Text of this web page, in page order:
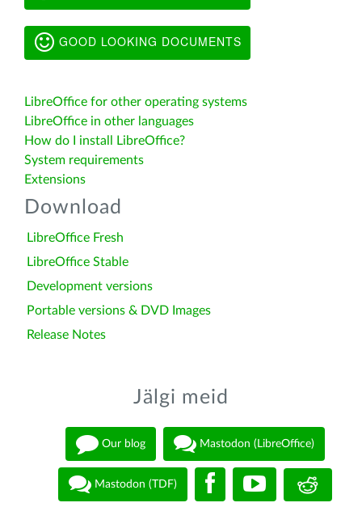
GOOD LOOKING DOCUMENTS
LibreOffice for other operating systems
LibreOffice in other languages
How do I install LibreOffice?
System requirements
Extensions
Download
LibreOffice Fresh
LibreOffice Stable
Development versions
Portable versions & DVD Images
Release Notes
Jälgi meid
Our blog Mastodon (LibreOffice)
Mastodon (TDF)